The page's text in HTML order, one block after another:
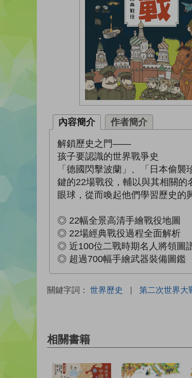
內容簡介 作者簡介
解鎖歷史之門——
孩子要認識的世界戰爭史
「德國閃擊波蘭」、「日本偷
鍵的22場戰役，輔以與其相關
眼球，從而喚起他們學習歷史的
◎ 22幅全景高清手繪戰役地圖
◎ 22場經典戰役過程全面解析
◎ 近100位二戰時期名人將領圖
◎ 超過700幅手繪武器裝備圖鑑
關鍵字詞： 世界歷史 | 第二次世界大
相關書籍